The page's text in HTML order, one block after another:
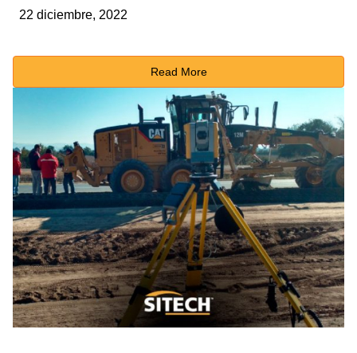
22 diciembre, 2022
Read More